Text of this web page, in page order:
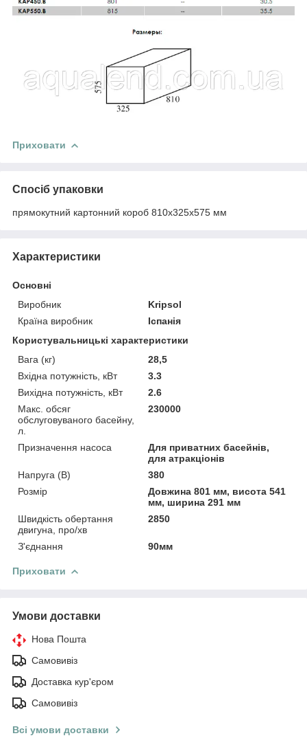
Приховати
Спосіб упаковки
прямокутний картонний короб 810x325x575 мм
Характеристики
Основні
Виробник
Kripsol
Країна виробник
Іспанія
Користувальницькі характеристики
Вага (кг)
28,5
Вхідна потужність, кВт
3.3
Вихідна потужність, кВт
2.6
Макс. обсяг
обслуговуваного басейну,
л.
230000
Призначення насоса
Для приватних басейнів,
для атракціонів
Напруга (В)
380
Розмір
Довжина 801 мм, висота 541
мм, ширина 291 мм
Швидкість обертання
двигуна, про/хв
2850
З'єднання 90мм
Приховати
Умови доставки
Нова Пошта
Самовивіз
Доставка кур'єром
Самовивіз
Всі умови доставки